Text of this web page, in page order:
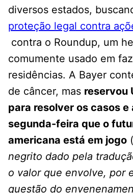
diversos estados,
proteção legal contra
contra o Roundup, um
comumente usado em
residências. A Bayer
de câncer, mas reservou
para resolver os casos e
segunda-feira que o
americana está em jogo (
negrito dado pela
o valor que envolve, por
questão do